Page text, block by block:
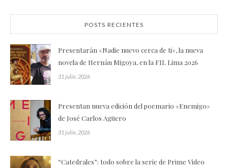
POSTS RECIENTES
Presentarán «Nadie nuevo cerca de ti», la nueva
novela de Hernán Migoya, en la FIL Lima 2026
31 julio, 2026
Presentan nueva edición del poemario «Enemigo»
de José Carlos Agüero
31 julio, 2026
“Catedrales”: todo sobre la serie de Prime Video